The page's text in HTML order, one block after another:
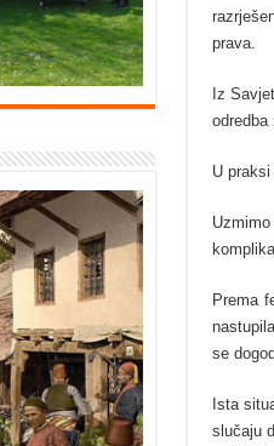
prava.
Iz
odredba
U
Prema
se
Ista
slučaju